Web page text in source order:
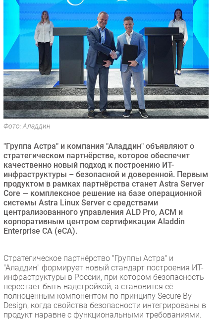
Оборудование
ПО
Outsourcing
Кадры
Регулирование
Финансы
Web
Безопасность
Инновации
Гаджеты
Здоровье
РАЗДЕЛЫ
Новости
Аналитика
Интервью
Проекты
IT класс
Тестовый стенд
Каталог компаний
Фото: Аладдин
"Группа Астра" и компания "Аладдин" объявляют о
стратегическом партнёрстве, которое обеспечит
качественно новый подход к построению ИТ-
инфраструктуры – безопасной и доверенной. Первым
продуктом в рамках партнёрства станет Astra Server
Core — комплексное решение на базе операционной
системы Astra Linux Server с средствами
централизованного управления ALD Pro, ACM и
корпоративным центром сертификации Aladdin
Enterprise CA (eCA).
Стратегическое партнёрство "Группы Астра" и
"Аладдин" формирует новый стандарт построения ИТ-
инфраструктуры в России, при котором безопасность
перестает быть надстройкой, а становится её
полноценным компонентом по принципу Secure By
Design, когда свойства безопасности интегрированы в
продукт наравне с функциональными требованиями.